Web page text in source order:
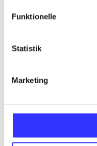
Funktionelle
Statistik
Marketing